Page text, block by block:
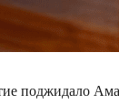
поджидало